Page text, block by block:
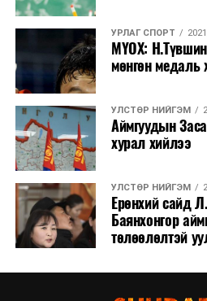
УРЛАГ СПОРТ
МҮОХ:
мөнгөн медаль
УЛСТӨР НИЙГЭМ
Аймгуудын
хурал хийлээ
УЛСТӨР НИЙГЭМ
Ерөнхий сайд
Баянхонгор
төлөөлөлтэй